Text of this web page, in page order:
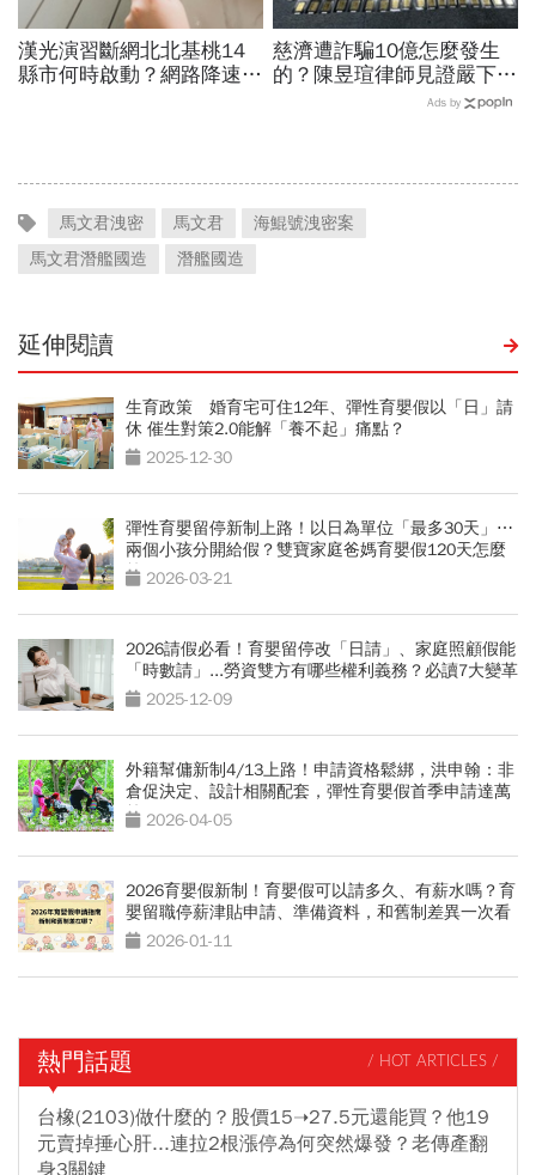
漢光演習斷網北北基桃14
縣市何時啟動？網路降速股
慈濟遭詐騙10億怎麼發生
的？陳昱瑄律師見證嚴下跪
博信任！豪宅藏158公斤黃
Ads by
馬文君洩密 馬文君
海鯤號洩密案
馬文君潛艦國造
潛艦國造
延伸閱讀
生育政策 婚育宅可住12年、彈性育嬰假以「日」請
休 催生對策2.0能解「養不起」痛點？
2025-12-30
彈性育嬰留停新制上路！以日為單位「最多30天」⋯
兩個小孩分開給假？雙寶家庭爸媽育嬰假120天怎麼
算 2026-03-21
2026請假必看！育嬰留停改「日請」、家庭照顧假能
「時數請」...勞資雙方有哪些權利義務？必讀7大變革
2025-12-09
外籍幫傭新制4/13上路！申請資格鬆綁，洪申翰：非
倉促決定、設計相關配套，彈性育嬰假首季申請達萬
筆 2026-04-05
2026育嬰假新制！育嬰假可以請多久、有薪水嗎？育
嬰留職停薪津貼申請、準備資料，和舊制差異一次看
2026-01-11
熱門話題 / HOT ARTICLES /
台橡(2103)做什麼的？股價15➝27.5元還能買？他19
元賣掉捶心肝...連拉2根漲停為何突然爆發？老傳產翻
身3關鍵